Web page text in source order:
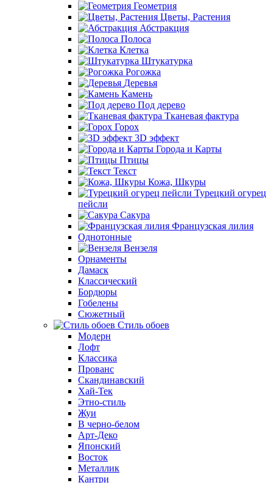
Геометрия
Цветы, Растения
Абстракция
Полоса
Клетка
Штукатурка
Рогожка
Деревья
Камень
Под дерево
Тканевая фактура
Горох
3D эффект
Города и Карты
Птицы
Текст
Кожа, Шкуры
Турецкий огурец
пейсли
Сакура
Французская лилия
Однотонные
Вензеля
Орнаменты
Дамаск
Классический
Бордюры
Гобелены
Сюжетный
Стиль обоев
Модерн
Лофт
Классика
Прованс
Скандинавский
Хай-Тек
Этно-стиль
Жуи
В черно-белом
Арт-Деко
Японский
Восток
Металлик
Кантри